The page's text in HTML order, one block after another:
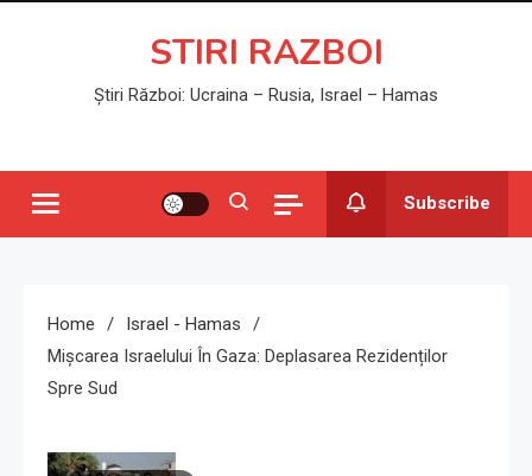
STIRI RAZBOI
Știri Război: Ucraina – Rusia, Israel – Hamas
Subscribe
Home
Israel - Hamas
Mișcarea Israelului În Gaza: Deplasarea Rezidenților
Spre Sud